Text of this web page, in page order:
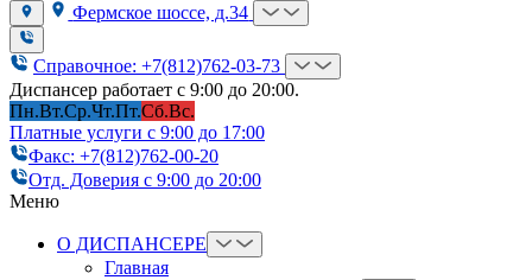
Фермское шоссе, д.34
Справочное: +7(812)762-03-73
Диспансер работает с 9:00 до 20:00.
Пн.Вт.Ср.Чт.Пт.Сб.Вс.
Платные услуги с 9:00 до 17:00
Факс: +7(812)762-00-20
Отд. Доверия с 9:00 до 20:00
Меню
О ДИСПАНСЕРЕ
Главная